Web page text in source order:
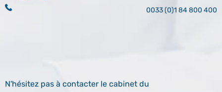
0033 (0)1 84 800 400
N'hésitez pas à contacter le cabinet du